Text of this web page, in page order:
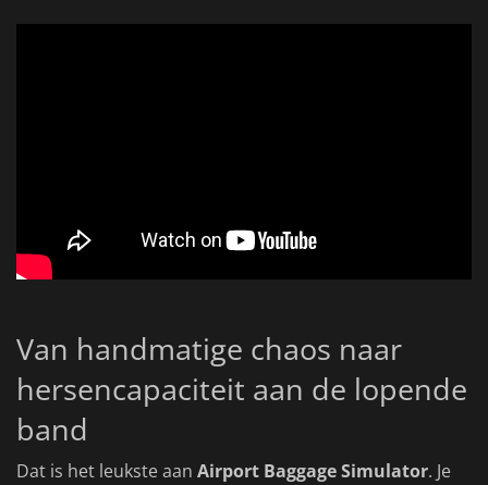
Van handmatige chaos naar
hersencapaciteit aan de lopende
band
Dat is het leukste aan Airport Baggage Simulator. Je